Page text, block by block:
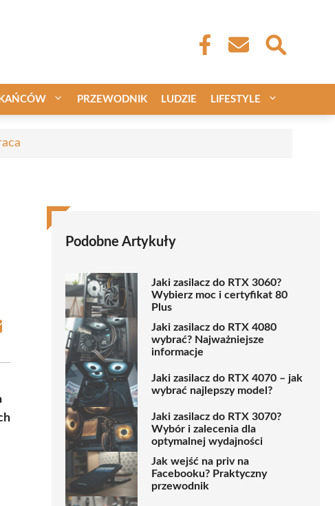
PRZEWODNIK LUDZIE LIFESTYLE
Podobne Artykuły
Jaki zasilacz do RTX 3060?
Wybierz moc i certyfikat 80
Plus
Jaki zasilacz do RTX 4080
wybrać? Najważniejsze
informacje
Jaki zasilacz do RTX 4070 – jak
wybrać najlepszy model?
Jaki zasilacz do RTX 3070?
Wybór i zalecenia dla
optymalnej wydajności
Jak wejść na priv na
Facebooku? Praktyczny
przewodnik